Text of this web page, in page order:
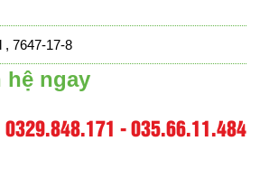
, 7647-17-8
hệ ngay
0329.848.171 - 035.66.11.484